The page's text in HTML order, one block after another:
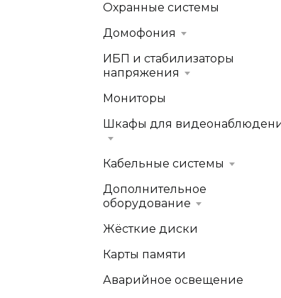
Охранные системы
Домофония
ИБП и стабилизаторы
напряжения
Мониторы
Шкафы для
Кабельные системы
Дополнительное
оборудование
Жёсткие диски
Карты памяти
Аварийное освещение